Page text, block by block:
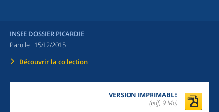
INSEE DOSSIER PICARDIE
Paru le : 15/12/2015
Découvrir la collection
VERSION IMPRIMABLE
(pdf, 9 Mo)